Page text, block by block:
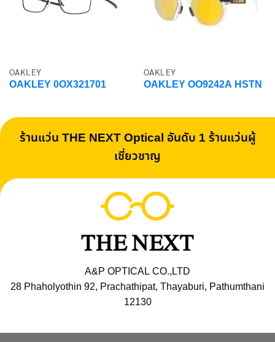
OAKLEY
OAKLEY 0OX321701
OAKLEY
OAKLEY OO9242A HSTN
ร้านแว่น THE NEXT Optical อันดับ 1 ร้านแว่นผู้
เชี่ยวชาญ
A&P OPTICAL CO.,LTD
28 Phaholyothin 92, Prachathipat, Thayaburi, Pathumthani
12130